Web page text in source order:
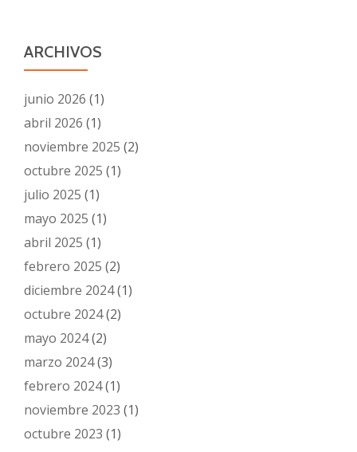
ARCHIVOS
junio 2026 (1)
abril 2026 (1)
noviembre 2025 (2)
octubre 2025 (1)
julio 2025 (1)
mayo 2025 (1)
abril 2025 (1)
febrero 2025 (2)
diciembre 2024(1)
octubre 2024(2)
mayo 2024(2)
marzo 2024(3)
febrero 2024(1)
noviembre 2023 (1)
octubre 2023 (1)